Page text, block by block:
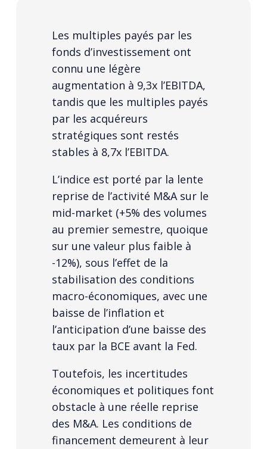
Les multiples payés par les
fonds d’investissement ont
connu une légère
augmentation à 9,3x l’EBITDA,
tandis que les multiples payés
par les acquéreurs
stratégiques sont restés
stables à 8,7x l’EBITDA.
L’indice est porté par la lente
reprise de l’activité M&A sur le
mid-market (+5% des volumes
au premier semestre, quoique
sur une valeur plus faible à
-12%), sous l’effet de la
stabilisation des conditions
macro-économiques, avec une
baisse de l’inflation et
l’anticipation d’une baisse des
taux par la BCE avant la Fed.
Toutefois, les incertitudes
économiques et politiques font
obstacle à une réelle reprise
des M&A. Les conditions de
financement demeurent à leur